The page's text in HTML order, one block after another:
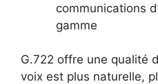
communications
gamme
G.722 offre une qualité
voix est plus naturelle,